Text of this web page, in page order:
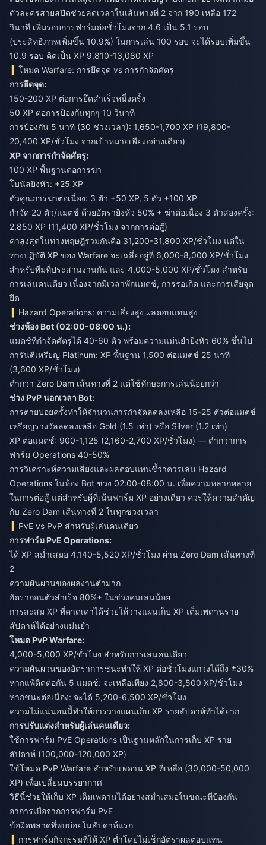
ตัวละครสายสปีดช่วยลดเวลาในเส้นทางที่ 2 จาก 190 เหลือ 172
วินาที เพิ่มรอบการฟาร์มต่อชั่วโมงจาก 4.6 เป็น 5.1 รอบ
(ประสิทธิภาพเพิ่มขึ้น 10.9%) ในการเล่น 100 รอบ จะได้รอบเพิ่มขึ้น
10.9 รอบ คิดเป็น XP 9,810-13,080 XP
โหมด Warfare: การยึดจุด vs การกำจัดศัตรู
การยึดจุด:
150-200 XP ต่อการยึดสำเร็จหนึ่งครั้ง
50 XP ต่อการป้องกันทุกๆ 10 วินาที
การป้องกัน 5 นาที (30 ช่วงเวลา): 1,650-1,700 XP (19,800-
20,400 XP/ชั่วโมง จากเป้าหมายเพียงอย่างเดียว)
XP จากการกำจัดศัตรู:
100 XP พื้นฐานต่อการฆ่า
โบนัสยิงหัว: +25 XP
ตัวคูณการฆ่าต่อเนื่อง: 3 ตัว +50 XP, 5 ตัว +100 XP
กำจัด 20 ตัว/แมตช์ ด้วยอัตรายิงหัว 50% + ฆ่าต่อเนื่อง 3 ตัวสองครั้ง:
2,850 XP (11,400 XP/ชั่วโมง จากการต่อสู้)
ค่าสูงสุดในทางทฤษฎีรวมกันคือ 31,200-31,800 XP/ชั่วโมง แต่ใน
ทางปฏิบัติ XP ของ Warfare จะเฉลี่ยอยู่ที่ 6,000-8,000 XP/ชั่วโมง
สำหรับทีมที่ประสานงานกัน และ 4,000-5,000 XP/ชั่วโมง สำหรับ
การเล่นคนเดียว เนื่องจากมีเวลาพักแมตช์, การรอเกิด และการเสียจุด
ยึด
Hazard Operations: ความเสี่ยงสูง ผลตอบแทนสูง
ช่วงห้อง Bot (02:00-08:00 น.):
แมตช์ที่กำจัดศัตรูได้ 40-60 ตัว พร้อมความแม่นยำยิงหัว 60% ขึ้นไป
การันตีเหรียญ Platinum: XP พื้นฐาน 1,500 ต่อแมตช์ 25 นาที
(3,600 XP/ชั่วโมง)
ต่ำกว่า Zero Dam เส้นทางที่ 2 แต่ใช้ทักษะการเล่นน้อยกว่า
ช่วง PvP นอกเวลา Bot:
การตายบ่อยครั้งทำให้จำนวนการกำจัดลดลงเหลือ 15-25 ตัวต่อแมตช์
เหรียญรางวัลลดลงเหลือ Gold (1.5 เท่า) หรือ Silver (1.2 เท่า)
XP ต่อแมตช์: 900-1,125 (2,160-2,700 XP/ชั่วโมง) — ต่ำกว่าการ
ฟาร์ม Operations 40-50%
การวิเคราะห์ความเสี่ยงและผลตอบแทนชี้ว่าควรเล่น Hazard
Operations ในห้อง Bot ช่วง 02:00-08:00 น. เพื่อความหลากหลาย
ในการต่อสู้ แต่สำหรับผู้ที่เน้นฟาร์ม XP อย่างเดียว ควรให้ความสำคัญ
กับ Zero Dam เส้นทางที่ 2 ในทุกช่วงเวลา
PvE vs PvP สำหรับผู้เล่นคนเดียว
การฟาร์ม PvE Operations:
ได้ XP สม่ำเสมอ 4,140-5,520 XP/ชั่วโมง ผ่าน Zero Dam เส้นทางที่
2
ความผันผวนของผลงานต่ำมาก
อัตราถอนตัวสำเร็จ 80%+ ในช่วงคนเล่นน้อย
การสะสม XP ที่คาดเดาได้ช่วยให้วางแผนเก็บ XP เต็มเพดานราย
สัปดาห์ได้อย่างแม่นยำ
โหมด PvP Warfare:
4,000-5,000 XP/ชั่วโมง สำหรับการเล่นคนเดียว
ความผันผวนของอัตราการชนะทำให้ XP ต่อชั่วโมงแกว่งได้ถึง ±30%
หากแพ้ติดต่อกัน 5 แมตช์: จะเหลือเพียง 2,800-3,500 XP/ชั่วโมง
หากชนะต่อเนื่อง: จะได้ 5,200-6,500 XP/ชั่วโมง
ความไม่แน่นอนนี้ทำให้การวางแผนเก็บ XP รายสัปดาห์ทำได้ยาก
การปรับแต่งสำหรับผู้เล่นคนเดียว:
ใช้การฟาร์ม PvE Operations เป็นฐานหลักในการเก็บ XP ราย
สัปดาห์ (100,000-120,000 XP)
ใช้โหมด PvP Warfare สำหรับเพดาน XP ที่เหลือ (30,000-50,000
XP) เพื่อเปลี่ยนบรรยากาศ
วิธีนี้ช่วยให้เก็บ XP เต็มเพดานได้อย่างสม่ำเสมอในขณะที่ป้องกัน
อาการเบื่อจากการฟาร์ม PvE
ข้อผิดพลาดที่พบบ่อยในสัปดาห์แรก
การฟาร์มกิจกรรมที่ให้ XP ต่ำโดยไม่เช็กอัตราผลตอบแทน